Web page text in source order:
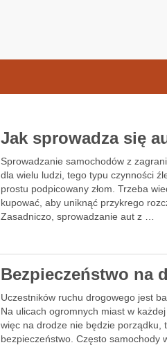
Jak sprowadza się
Sprowadzanie samochodów z
dla wielu ludzi, tego typu czynności
prostu podpicowany złom. Trzeba
kupować, aby uniknąć przykrego
Zasadniczo, sprowadzanie aut z …
Bezpieczeństwo na
Uczestników ruchu drogowego jest
Na ulicach ogromnych miast w
więc na drodze nie będzie porządku,
bezpieczeństwo. Często samochody